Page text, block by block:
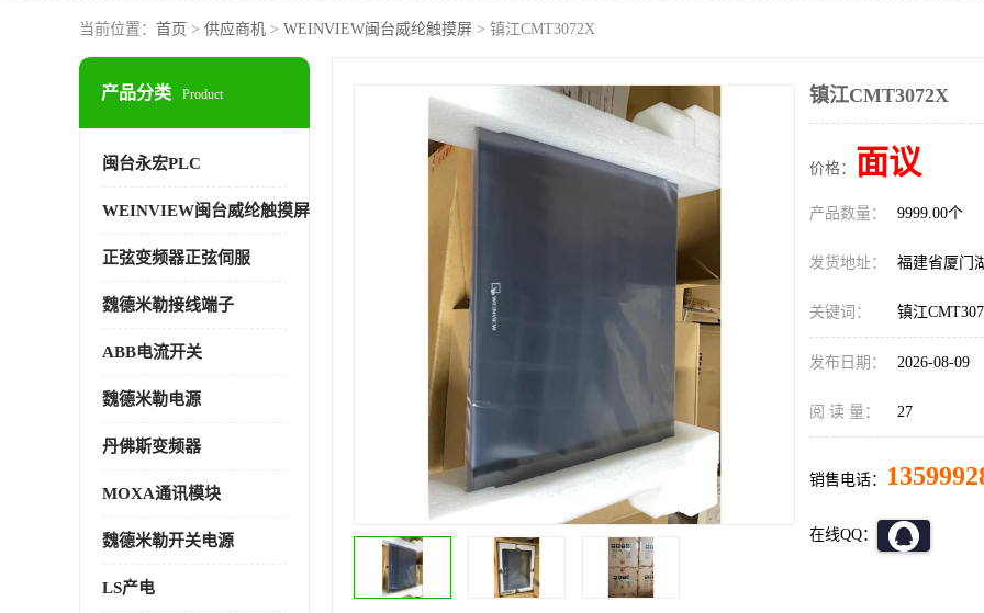
当前位置： 首页 > 供应商机 > WEINVIEW闽台威纶触摸屏 > 镇江CMT3072X
产品分类 Product
闽台永宏PLC
WEINVIEW闽台威纶触摸屏
正弦变频器正弦伺服
魏德米勒接线端子
ABB电流开关
魏德米勒电源
丹佛斯变频器
MOXA通讯模块
魏德米勒开关电源
LS产电
镇江CMT3072X
价格： 面议
产品数量： 9999.00个
发货地址： 福建省厦门
关键词： 镇江
发布日期： 2026-08-09
阅 读 量： 27
销售电话：
在线QQ：